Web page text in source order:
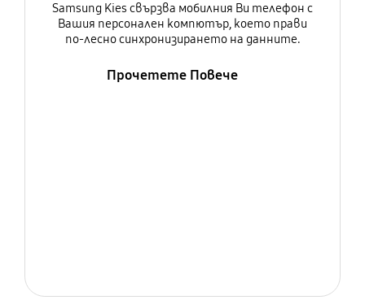
Samsung Kies свързва мобилния Ви телефон с
Вашия персонален компютър, което прави
по-лесно синхронизирането на данните.
Прочетете Повече